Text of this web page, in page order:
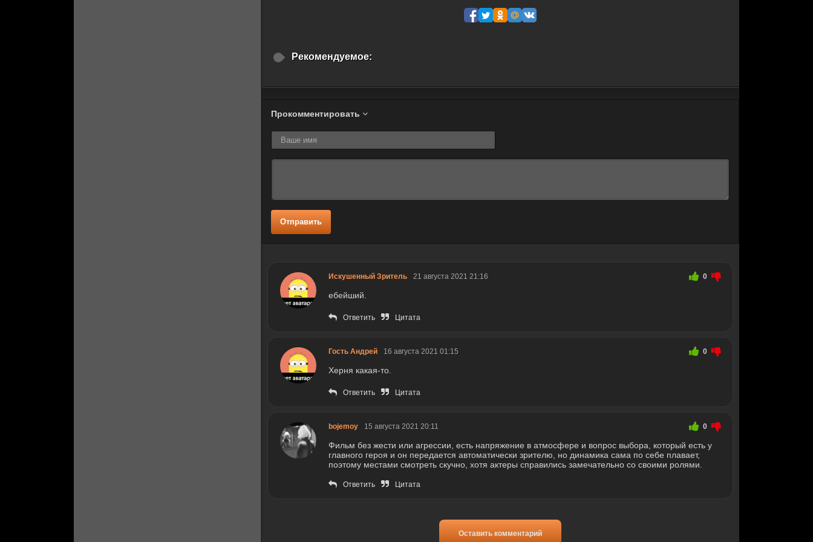
Рекомендуемое:
Прокомментировать
Отправить
Искушенный Зритель 21 августа 2021 21:16 0
ебейший.
Ответить Цитата
Гость Андрей 16 августа 2021 01:15 0
Херня какая-то.
Ответить Цитата
bojemoy 15 августа 2021 20:11 0
Фильм без жести или агрессии, есть напряжение в атмосфере и вопрос выбора, который есть у
главного героя и он передается автоматически зрителю, но динамика сама по себе плавает,
поэтому местами смотреть скучно, хотя актеры справились замечательно со своими ролями.
Ответить Цитата
Оставить комментарий